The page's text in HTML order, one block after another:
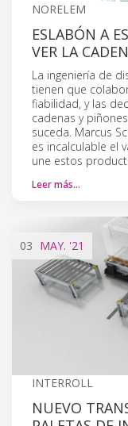
NORELEM
ESLABÓN A
VER LA
La ingeniería de
tienen que
fiabilidad, y las
cadenas y
suceda. Marcus
es incalculable el
une estos
Leer más…
03 MAY. '21
INTERROLL
NUEVO